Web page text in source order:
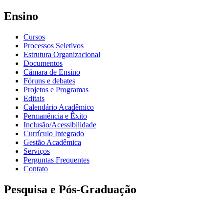
Ensino
Cursos
Processos Seletivos
Estrutura Organizacional
Documentos
Câmara de Ensino
Fóruns e debates
Projetos e Programas
Editais
Calendário Acadêmico
Permanência e Êxito
Inclusão/Acessibilidade
Currículo Integrado
Gestão Acadêmica
Serviços
Perguntas Frequentes
Contato
Pesquisa e Pós-Graduação